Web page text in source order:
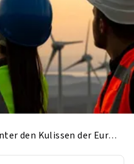
Hinter den Kulissen der Europäischen Arbeitsbedingungen-Umfrage